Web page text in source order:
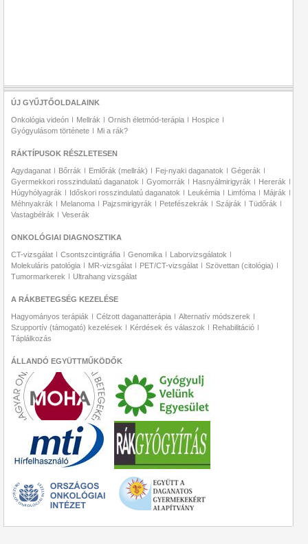
ÚJ GYŰJTŐOLDALAINK
Onkológia videón Mellrák Ornish életmód-terápia
Hospice
Gyógyulásom története
Mi a rák?
RÁKTÍPUSOK RÉSZLETESEN
Agydaganat Bőrrák Emlőrák (mellrák) Fej-nyaki daganatok
Gégerák
Gyermekkori rosszindulatú daganatok
Gyomorrák Hasnyálmirigyrák
Hererák
Húgyhólyagrák
Időskori rosszindulatú daganatok Leukémia Limfóma
Májrák
Méhnyakrák
Melanoma Pajzsmirigyrák Petefészekrák Szájrák
Tüdőrák
Vastagbélrák
Veserák
ONKOLÓGIAI DIAGNOSZTIKA
CT-vizsgálat Csontszcintigráfia Genomika
Laborvizsgálatok
Molekuláris patológia
MR-vizsgálat PET/CT-vizsgálat
Szövettan (citológia)
Tumormarkerek
Ultrahang vizsgálat
A RÁKBETEGSÉG KEZELÉSE
Hagyományos terápiák Célzott daganatterápia
Alternatív módszerek
Szupportív (támogató) kezelések
Kérdések és válaszok
Rehabilitáció
Táplálkozás
ÁLLANDÓ EGYÜTTMŰKÖDŐK